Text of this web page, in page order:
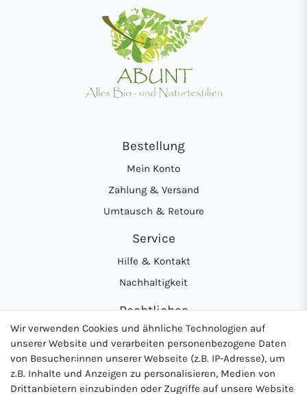
Bestellung
Mein Konto
Zahlung & Versand
Umtausch & Retoure
Service
Hilfe & Kontakt
Nachhaltigkeit
Rechtliches
AGB
Datenschutzerklärung
Widerrufsrecht
Wir verwenden Cookies und ähnliche Technologien auf
unserer Website und verarbeiten personenbezogene Daten
von Besucher:innen unserer Webseite (z.B. IP-Adresse), um
z.B. Inhalte und Anzeigen zu personalisieren, Medien von
Drittanbietern einzubinden oder Zugriffe auf unsere Website